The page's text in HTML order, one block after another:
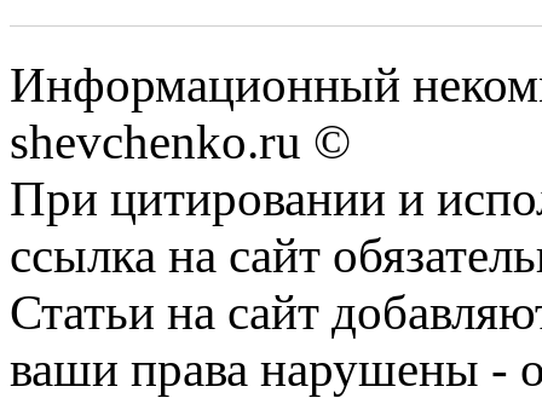
Информационный
shevchenko.ru ©
При цитировании и
ссылка на сайт
Статьи на сайт
ваши права нарушены -